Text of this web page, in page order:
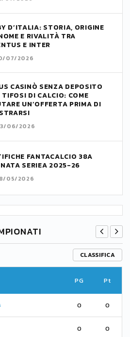
D’ITALIA: STORIA, ORIGINE
E RIVALITÀ TRA
E INTER
07/2026
CASINÒ SENZA DEPOSITO
TIFOSI DI CALCIO: COME
UN’OFFERTA PRIMA DI
06/2026
FANTACALCIO 38A
SERIEA 2025-26
05/2026
CLASSIFICA
PG Pt
0 0
0 0